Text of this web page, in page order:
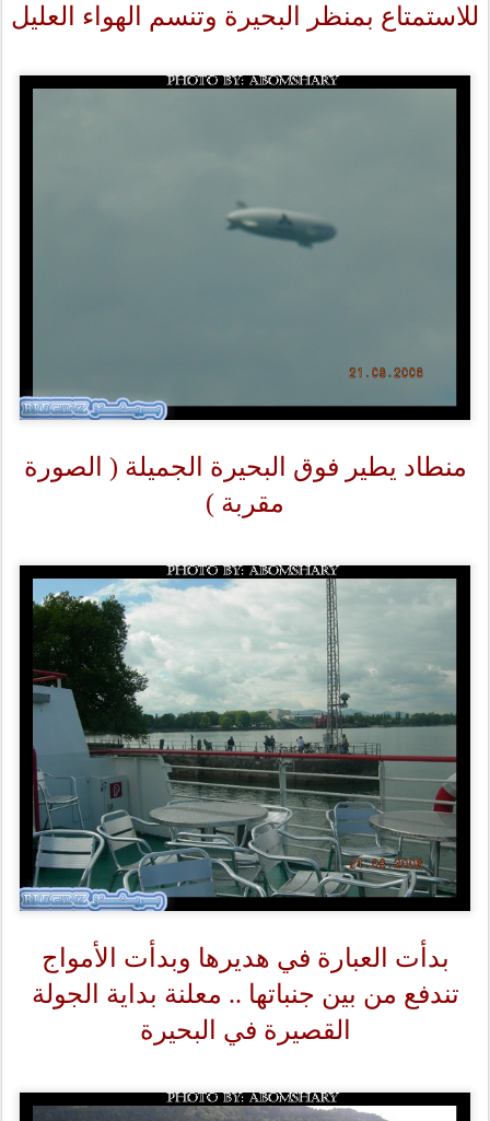
للاستمتاع بمنظر البحيرة وتنسم الهواء العليل
منطاد يطير فوق البحيرة الجميلة ( الصورة
مقربة )
بدأت العبارة في هديرها وبدأت الأمواج
تندفع من بين جنباتها .. معلنة بداية الجولة
القصيرة في البحيرة